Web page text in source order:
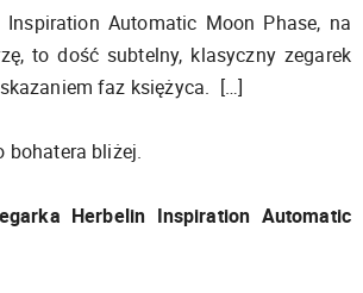
Automatic Moon Phase, na
to dość subtelny, klasyczny zegarek
faz księżyca. […]
bohatera bliżej.
Herbelin Inspiration Automatic